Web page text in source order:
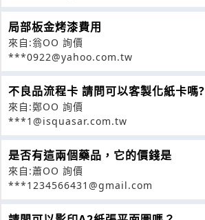
局部板金烤漆費用
來自:翁OO 詢價
***0922@yahoo.com.tw
不良品流程卡 請問可以客製化紙卡嗎?
來自:鄭OO 詢價
***1@isquasar.com.tw
是否有這兩個藥品，它的價錢是
來自:蕭OO 詢價
***1234566431@gmail.com